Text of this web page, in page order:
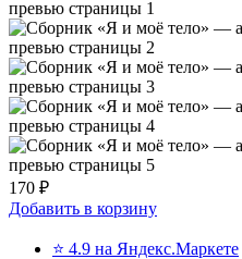
170 ₽
Добавить в корзину
⭐ 4.9 на Яндекс.Маркете